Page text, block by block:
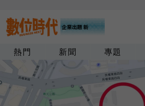
熱門 新聞 專題